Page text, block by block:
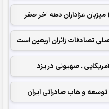
عزاداران دهه آخر صفر
تصادفات زائران اربعین است
ـ صهیونی در یزد
و هاب صادراتی ایران